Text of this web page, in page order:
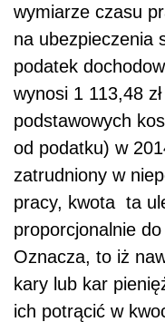
wymiarze czasu
na ubezpieczenia
podatek
wynosi 1 113,48
podstawowych
od podatku) w
zatrudniony w
pracy, kwota ta
proporcjonalnie
Oznacza, to iż
kary lub kar
ich potrącić w